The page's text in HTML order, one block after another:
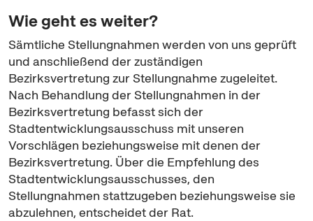
Wie geht es weiter?
Sämtliche Stellungnahmen werden von uns geprüft
und anschließend der zuständigen
Bezirksvertretung zur Stellungnahme zugeleitet.
Nach Behandlung der Stellungnahmen in der
Bezirksvertretung befasst sich der
Stadtentwicklungsausschuss mit unseren
Vorschlägen beziehungsweise mit denen der
Bezirksvertretung. Über die Empfehlung des
Stadtentwicklungsausschusses, den
Stellungnahmen stattzugeben beziehungsweise sie
abzulehnen, entscheidet der Rat.